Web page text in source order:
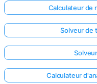
Calculateur de
Solveur de
Calculateur